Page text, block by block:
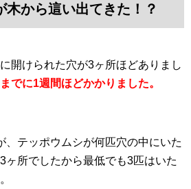
木から這い出てきた！？
開けられた穴が3ヶ所ほどありまし
でに1週間ほどかかりました。
、テッポウムシが何匹穴の中にいた
ヶ所でしたから最低でも3匹はいた